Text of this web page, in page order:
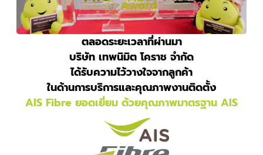
ตลอดระยะเวลาที่ผ่านมา
บริษัท เทพนิมิต โคราช จำกัด
ได้รับความไว้วางใจจากลูกค้า
ในด้านการบริการและคุณภาพงานติดตั้ง
AIS Fibre ยอดเยี่ยม ด้วยคุณภาพมาตรฐาน AIS